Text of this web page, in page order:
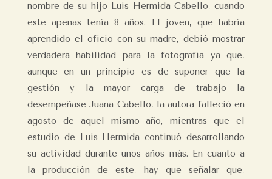
nombre de su hijo Luis Hermida Cabello, cuando
este apenas tenía 8 años. El joven, que habría
aprendido el oficio con su madre, debió mostrar
verdadera habilidad para la fotografía ya que,
aunque en un principio es de suponer que la
gestión y la mayor carga de trabajo la
desempeñase Juana Cabello, la autora falleció en
agosto de aquel mismo año, mientras que el
estudio de Luis Hermida continuó desarrollando
su actividad durante unos años más. En cuanto a
la producción de este, hay que señalar que,